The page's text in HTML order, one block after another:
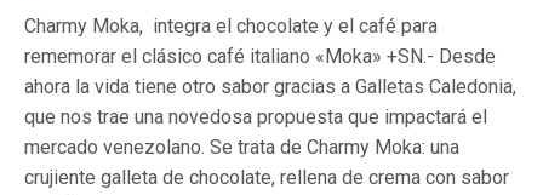
Charmy Moka, integra el chocolate y el café para
rememorar el clásico café italiano «Moka» +SN.- Desde
ahora la vida tiene otro sabor gracias a Galletas Caledonia,
que nos trae una novedosa propuesta que impactará el
mercado venezolano. Se trata de Charmy Moka: una
crujiente galleta de chocolate, rellena de crema con sabor